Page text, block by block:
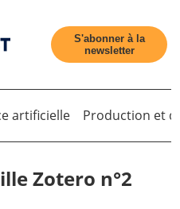
S'abonner à la
newsletter
artificielle Production et
Zotero n°2